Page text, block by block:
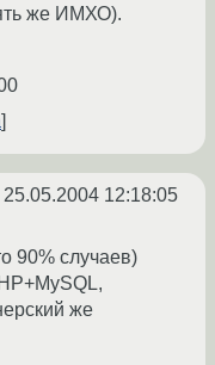
же ИМХО).
25.05.2004 12:18:05
90% случаев)
же